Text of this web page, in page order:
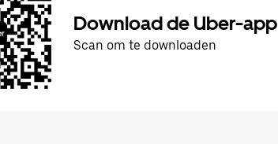
Download de Uber-app
Scan om te downloaden